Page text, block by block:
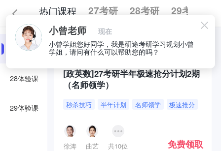
热门课程 27考研 28考研 29考研
27体验课
28体验课
29体验课
全部 必囤好课
[政英数]27考研半年极速抢分计划2期
（名师领学）
秒杀技巧 半年计划 名师领学 极速抢分
徐涛 曲艺 共10位 免费领取
小曾老师
现在
小曾学姐您好同学，我是研途考研学习规划小曾
学姐，请问有什么可以帮助您的吗？